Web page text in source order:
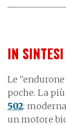
IN SINTESI
Le
poche. La
502:
un motore